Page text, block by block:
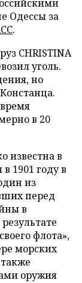
Одессы за
.
CHRISTINA
уголь.
но
в 20
известна в
1901 году в
из
перед
в
флота»,
морских
оружия